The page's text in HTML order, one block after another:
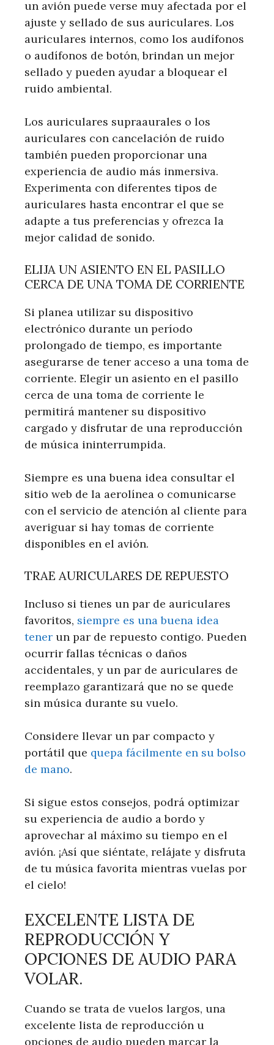
un avión puede verse muy afectada por el
ajuste y sellado de sus auriculares. Los
auriculares internos, como los audífonos
o audífonos de botón, brindan un mejor
sellado y pueden ayudar a bloquear el
ruido ambiental.
Los auriculares supraaurales o los
auriculares con cancelación de ruido
también pueden proporcionar una
experiencia de audio más inmersiva.
Experimenta con diferentes tipos de
auriculares hasta encontrar el que se
adapte a tus preferencias y ofrezca la
mejor calidad de sonido.
ELIJA UN ASIENTO EN EL PASILLO
CERCA DE UNA TOMA DE CORRIENTE
Si planea utilizar su dispositivo
electrónico durante un período
prolongado de tiempo, es importante
asegurarse de tener acceso a una toma de
corriente. Elegir un asiento en el pasillo
cerca de una toma de corriente le
permitirá mantener su dispositivo
cargado y disfrutar de una reproducción
de música ininterrumpida.
Siempre es una buena idea consultar el
sitio web de la aerolínea o comunicarse
con el servicio de atención al cliente para
averiguar si hay tomas de corriente
disponibles en el avión.
TRAE AURICULARES DE REPUESTO
Incluso si tienes un par de auriculares
favoritos, siempre es una buena idea
tener un par de repuesto contigo. Pueden
ocurrir fallas técnicas o daños
accidentales, y un par de auriculares de
reemplazo garantizará que no se quede
sin música durante su vuelo.
Considere llevar un par compacto y
portátil que quepa fácilmente en su bolso
de mano.
Si sigue estos consejos, podrá optimizar
su experiencia de audio a bordo y
aprovechar al máximo su tiempo en el
avión. ¡Así que siéntate, relájate y disfruta
de tu música favorita mientras vuelas por
el cielo!
EXCELENTE LISTA DE
REPRODUCCIÓN Y
OPCIONES DE AUDIO PARA
VOLAR.
Cuando se trata de vuelos largos, una
excelente lista de reproducción u
opciones de audio pueden marcar la